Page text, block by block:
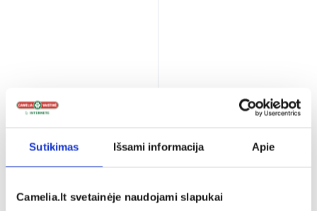
Sutikimas Išsami informacija Apie
Camelia.lt svetainėje naudojami slapukai
-30%
AQUAREVA, 75 ml
(1)
11,47 € 16,39 €
mikropilingas su deguonimi
31,67 € 35,19 €